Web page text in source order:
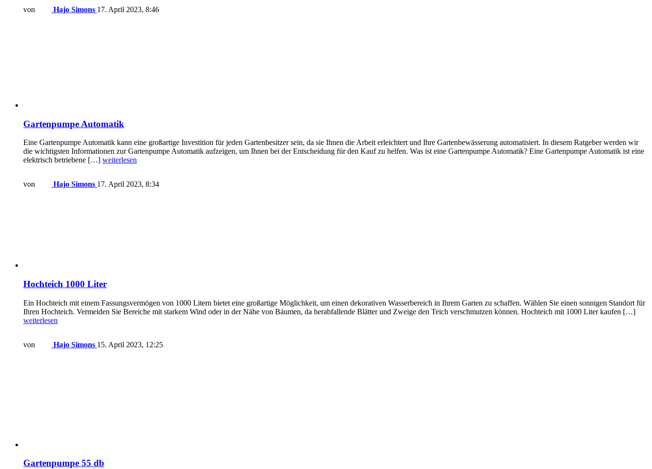
von Hajo Simons 17. April 2023, 8:46
Gartenpumpe Automatik
Eine Gartenpumpe Automatik kann eine großartige Investition für jeden Gartenbesitzer sein, da sie Ihnen die Arbeit erleichtert und Ihre Gartenbewässerung automatisiert. In diesem Ratgeber werden wir
die wichtigsten Informationen zur Gartenpumpe Automatik aufzeigen, um Ihnen bei der Entscheidung für den Kauf zu helfen. Was ist eine Gartenpumpe Automatik? Eine Gartenpumpe Automatik ist eine
elektrisch betriebene […] weiterlesen
von Hajo Simons 17. April 2023, 8:34
Hochteich 1000 Liter
Ein Hochteich mit einem Fassungsvermögen von 1000 Litern bietet eine großartige Möglichkeit, um einen dekorativen Wasserbereich in Ihrem Garten zu schaffen. Wählen Sie einen sonnigen Standort für
Ihren Hochteich. Vermeiden Sie Bereiche mit starkem Wind oder in der Nähe von Bäumen, da herabfallende Blätter und Zweige den Teich verschmutzen können. Hochteich mit 1000 Liter kaufen […]
weiterlesen
von Hajo Simons 15. April 2023, 12:25
Gartenpumpe 55 db